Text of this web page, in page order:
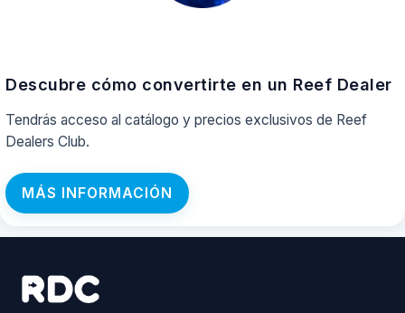
Descubre cómo convertirte en un Reef Dealer
Tendrás acceso al catálogo y precios exclusivos de Reef
Dealers Club.
MÁS INFORMACIÓN